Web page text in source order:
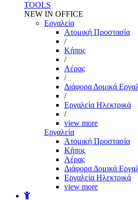
TOOLS
NEW IN OFFICE
Εργαλεία
Aτομική Προστασία
/
Kήπος
/
Αέρας
/
Διάφορα Δομικά
/
Εργαλεία Ηλεκτρικά
/
view more
Εργαλεία
Aτομική Προστασία
Kήπος
Αέρας
Διάφορα Δομικά
Εργαλεία Ηλεκτρικά
view more